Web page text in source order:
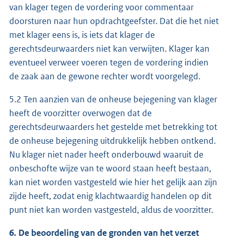
van klager tegen de vordering voor commentaar
doorsturen naar hun opdrachtgeefster. Dat die het niet
met klager eens is, is iets dat klager de
gerechtsdeurwaarders niet kan verwijten. Klager kan
eventueel verweer voeren tegen de vordering indien
de zaak aan de gewone rechter wordt voorgelegd.
5.2 Ten aanzien van de onheuse bejegening van klager
heeft de voorzitter overwogen dat de
gerechtsdeurwaarders het gestelde met betrekking tot
de onheuse bejegening uitdrukkelijk hebben ontkend.
Nu klager niet nader heeft onderbouwd waaruit de
onbeschofte wijze van te woord staan heeft bestaan,
kan niet worden vastgesteld wie hier het gelijk aan zijn
zijde heeft, zodat enig klachtwaardig handelen op dit
punt niet kan worden vastgesteld, aldus de voorzitter.
6. De beoordeling van de gronden van het verzet